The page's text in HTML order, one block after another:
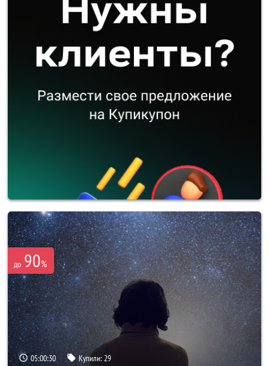
до 90%
05:00:28 Купили:29